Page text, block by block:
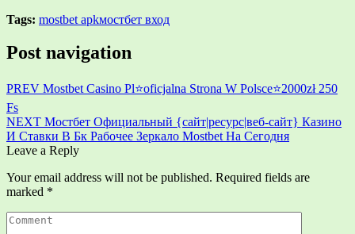
Tags: mostbet apkмостбет вход
Post navigation
PREV Mostbet Casino Pl⭐️oficjalna Strona W Polsce⭐️2000zł 250
Fs
NEXT Мостбет Официальный {сайт|ресурс|веб-сайт} Казино
И Ставки В Бк Рабочее Зеркало Mostbet На Сегодня
Leave a Reply
Your email address will not be published. Required fields are
marked *